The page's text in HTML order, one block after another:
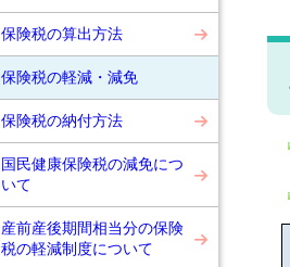
保険税の算出方法
保険税の軽減・減免
保険税の納付方法
国民健康保険税の減免につ
いて
産前産後期間相当分の保険
税の軽減制度について